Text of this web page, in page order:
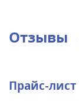
Отзывы
Прайс-лист